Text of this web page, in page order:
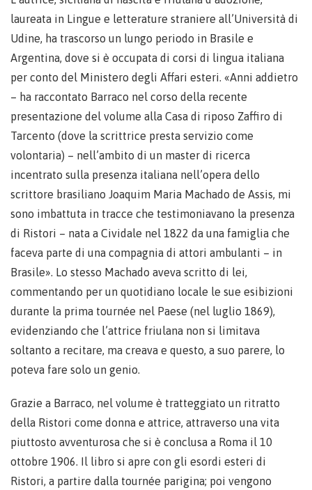
laureata in Lingue e letterature straniere all’Università di
Udine, ha trascorso un lungo periodo in Brasile e
Argentina, dove si è occupata di corsi di lingua italiana
per conto del Ministero degli Affari esteri. «Anni addietro
– ha raccontato Barraco nel corso della recente
presentazione del volume alla Casa di riposo Zaffiro di
Tarcento (dove la scrittrice presta servizio come
volontaria) – nell’ambito di un master di ricerca
incentrato sulla presenza italiana nell’opera dello
scrittore brasiliano Joaquim Maria Machado de Assis, mi
sono imbattuta in tracce che testimoniavano la presenza
di Ristori – nata a Cividale nel 1822 da una famiglia che
faceva parte di una compagnia di attori ambulanti – in
Brasile». Lo stesso Machado aveva scritto di lei,
commentando per un quotidiano locale le sue esibizioni
durante la prima tournée nel Paese (nel luglio 1869),
evidenziando che l’attrice friulana non si limitava
soltanto a recitare, ma creava e questo, a suo parere, lo
poteva fare solo un genio.
Grazie a Barraco, nel volume è tratteggiato un ritratto
della Ristori come donna e attrice, attraverso una vita
piuttosto avventurosa che si è conclusa a Roma il 10
ottobre 1906. Il libro si apre con gli esordi esteri di
Ristori, a partire dalla tournée parigina; poi vengono